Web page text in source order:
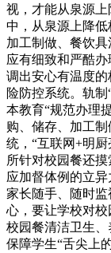
视，才能从泉源
中，从泉源上降低
加工制做、餐饮
应有细致和严酷
调出安心有温度
险防控系统。轨
本教育“规范办理
购、储存、加工
统，“互联网+明
所针对校园餐还
应加督体例的立
家长随手、随时
心，要让学校对
校园餐清洁卫生、
保障学生“舌尖上